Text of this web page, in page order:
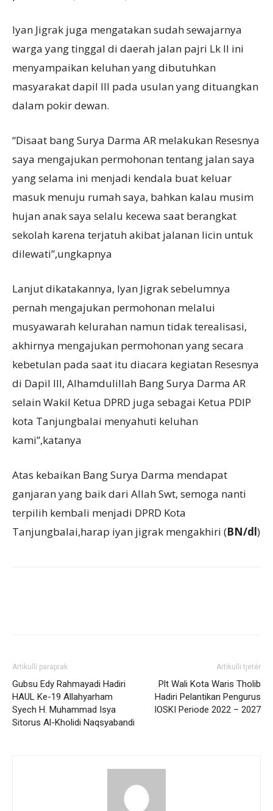
Iyan Jigrak juga mengatakan sudah sewajarnya
warga yang tinggal di daerah jalan pajri Lk II ini
menyampaikan keluhan yang dibutuhkan
masyarakat dapil III pada usulan yang dituangkan
dalam pokir dewan.
“Disaat bang Surya Darma AR melakukan Resesnya
saya mengajukan permohonan tentang jalan saya
yang selama ini menjadi kendala buat keluar
masuk menuju rumah saya, bahkan kalau musim
hujan anak saya selalu kecewa saat berangkat
sekolah karena terjatuh akibat jalanan licin untuk
dilewati”,ungkapnya
Lanjut dikatakannya, Iyan Jigrak sebelumnya
pernah mengajukan permohonan melalui
musyawarah kelurahan namun tidak terealisasi,
akhirnya mengajukan permohonan yang secara
kebetulan pada saat itu diacara kegiatan Resesnya
di Dapil III, Alhamdulillah Bang Surya Darma AR
selain Wakil Ketua DPRD juga sebagai Ketua PDIP
kota Tanjungbalai menyahuti keluhan
kami”,katanya
Atas kebaikan Bang Surya Darma mendapat
ganjaran yang baik dari Allah Swt, semoga nanti
terpilih kembali menjadi DPRD Kota
Tanjungbalai,harap iyan jigrak mengakhiri (BN/dl)
Artikulli paraprak
Gubsu Edy Rahmayadi Hadiri
HAUL Ke-19 Allahyarham
Syech H. Muhammad Isya
Sitorus Al-Kholidi Naqsyabandi
Artikulli tjetër
Plt Wali Kota Waris Tholib
Hadiri Pelantikan Pengurus
IOSKI Periode 2022 – 2027